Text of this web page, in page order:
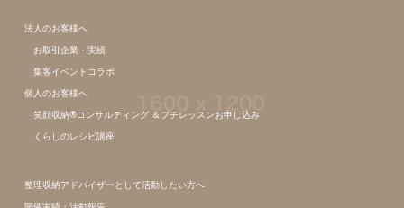
法人のお客様へ
お取引企業・実績
集客イベントコラボ
個人のお客様へ
笑顔収納®コンサルティング ＆プチレッスンお申し込み
くらしのレシピ講座
整理収納アドバイザーとして活動したい方へ